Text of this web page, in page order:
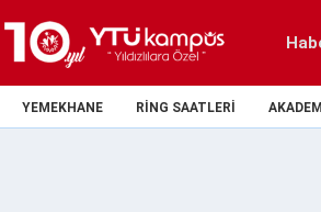
YEMEKHANE RING SAATLERI